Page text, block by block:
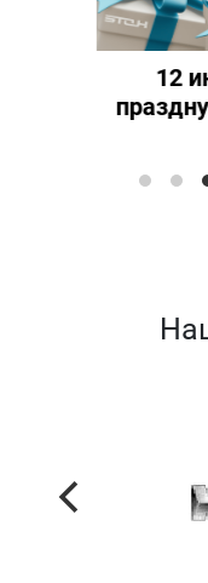
12